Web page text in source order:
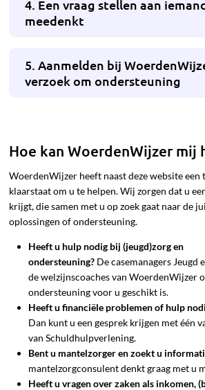
4. Een vraag stellen aan
meedenkt
5. Aanmelden bij
verzoek om ondersteuning
Hoe kan WoerdenWijzer mij
WoerdenWijzer heeft naast deze website een
klaarstaat om u te helpen. Wij zorgen dat u
krijgt, die samen met u op zoek gaat naar de
oplossingen of ondersteuning.
Heeft u hulp nodig bij (jeugd)zorg en
ondersteuning? De casemanagers Jeugd
de welzijnscoaches van WoerdenWijzer
ondersteuning voor u geschikt is.
Heeft u financiële problemen of hulp
Dan kunt u een gesprek krijgen met één
van Schuldhulpverlening.
Bent u mantelzorger en zoekt u
mantelzorgconsulent denkt graag met u
Heeft u vragen over zaken als inkomen,